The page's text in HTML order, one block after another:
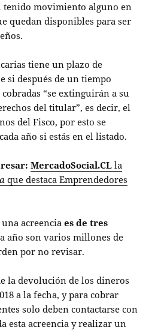
tenido movimiento alguno en
quedan disponibles para ser
tiene un plazo de
si después de un tiempo
“se extinguirán a su
del titular”, es decir, el
del Fisco, por esto se
año si estás en el listado.
MercadoSocial.CLla
que destaca Emprendedores
acreenciaes de tres
año son varios millones de
por no revisar.
la devolución de los dineros
a la fecha, y para cobrar
solo deben contactarse con
esta acreencia y realizar un